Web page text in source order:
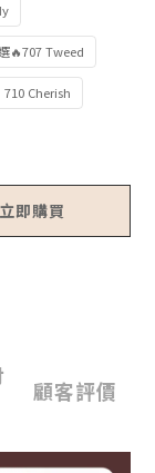
🔥707 Tweed
710 Cherish
立即購買
顧客評價